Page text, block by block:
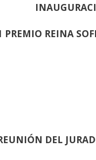
PREMIO REINA
DEL